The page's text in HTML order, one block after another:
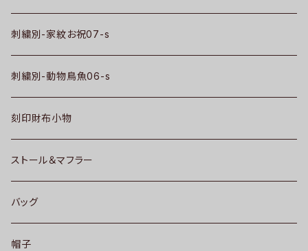
刺繍別-家紋お祝07-s
刺繍別-動物鳥魚06-s
刻印財布小物
ストール＆マフラー
バッグ
帽子